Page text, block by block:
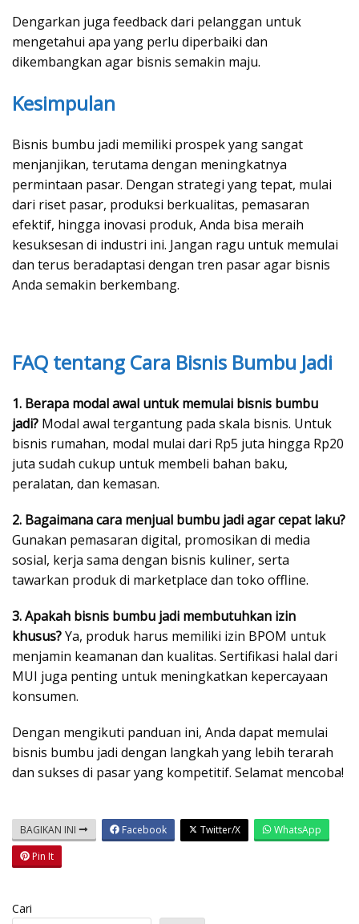
Dengarkan juga feedback dari pelanggan untuk
mengetahui apa yang perlu diperbaiki dan
dikembangkan agar bisnis semakin maju.
Kesimpulan
Bisnis bumbu jadi memiliki prospek yang sangat
menjanjikan, terutama dengan meningkatnya
permintaan pasar. Dengan strategi yang tepat, mulai
dari riset pasar, produksi berkualitas, pemasaran
efektif, hingga inovasi produk, Anda bisa meraih
kesuksesan di industri ini. Jangan ragu untuk memulai
dan terus beradaptasi dengan tren pasar agar bisnis
Anda semakin berkembang.
FAQ tentang Cara Bisnis Bumbu Jadi
1. Berapa modal awal untuk memulai bisnis bumbu
jadi? Modal awal tergantung pada skala bisnis. Untuk
bisnis rumahan, modal mulai dari Rp5 juta hingga Rp20
juta sudah cukup untuk membeli bahan baku,
peralatan, dan kemasan.
2. Bagaimana cara menjual bumbu jadi agar cepat laku?
Gunakan pemasaran digital, promosikan di media
sosial, kerja sama dengan bisnis kuliner, serta
tawarkan produk di marketplace dan toko offline.
3. Apakah bisnis bumbu jadi membutuhkan izin
khusus?Ya, produk harus memiliki izin BPOM untuk
menjamin keamanan dan kualitas. Sertifikasi halal dari
MUI juga penting untuk meningkatkan kepercayaan
konsumen.
Dengan mengikuti panduan ini, Anda dapat memulai
bisnis bumbu jadi dengan langkah yang lebih terarah
dan sukses di pasar yang kompetitif. Selamat mencoba!
BAGIKAN INI Facebook Twitter/X
WhatsApp
Pin It
Cari